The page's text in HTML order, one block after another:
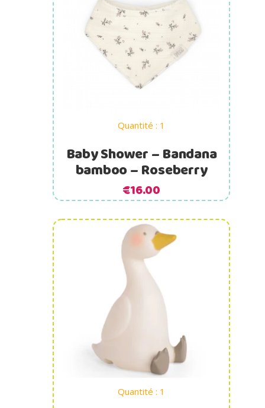
Quantité : 1
Ajouter au panier
Baby Shower – Bandana
bamboo – Roseberry
€16.00
Quantité : 1
Ajouter au panier